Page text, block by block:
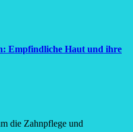
Empfindliche Haut und ihre
die Zahnpflege und